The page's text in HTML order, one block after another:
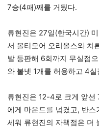
7승(4패)째를 거뒀다.
류현진은 27일(한국시간)
서 볼티모어 오리올스와 치
발 등판해 6회까지 무실점
와 볼넷 1개를 허용하고 4실
류현진은 12-4로 크게 앞
에게 마운드를 넘겼고, 반
세워 류현진의 자책점은 더